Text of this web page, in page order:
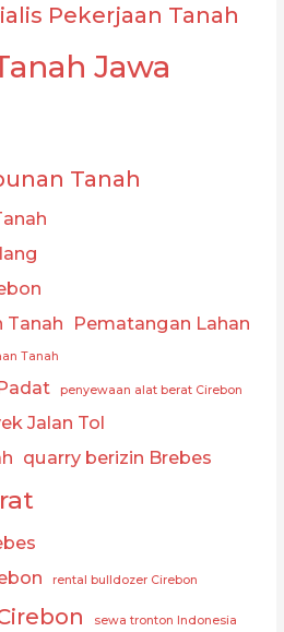
Pekerjaan Tanah
Jawa
Tanah
Tanah Pematangan Lahan
Tanah
penyewaan alat berat Cirebon
Jalan Tol
quarry berizin Brebes
rental bulldozer Cirebon
sewa tronton Indonesia